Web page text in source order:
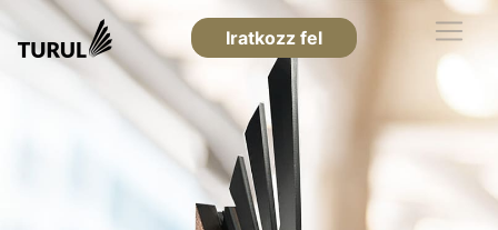
Iratkozz fel